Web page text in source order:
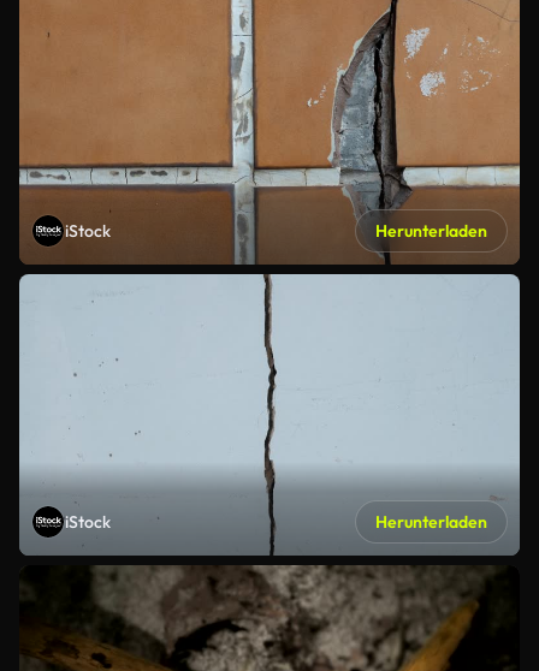
iStock Herunterladen
iStock Herunterladen